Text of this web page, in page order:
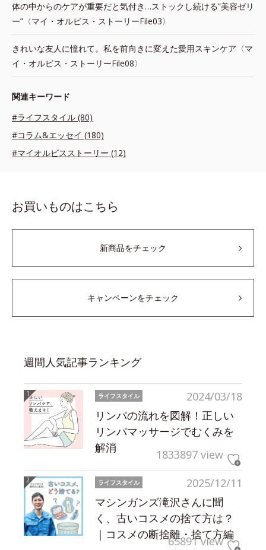
体の中からのケアが重要だと気付き…ストックし続ける”美容ゼリ
ー”〈マイ・オルビス・ストーリーFile03〉
きれいな友人に憧れて。私を前向きに変えた愛用スキンケア〈マ
イ・オルビス・ストーリーFile08〉
関連キーワード
#ライフスタイル (80)
#コラム&エッセイ (180)
#マイオルビスストーリー (12)
お買いものはこちら
新商品をチェック
キャンペーンをチェック
週間人気記事ランキング
2024/03/18
ライフスタイル
リンパの流れを図解！正しい
リンパマッサージでむくみを
解消
1833897 view
2025/12/11
ライフスタイル
マシンガンズ滝沢さんに聞
く、古いコスメの捨て方は？
｜コスメの断捨離・捨て方編
65891 view